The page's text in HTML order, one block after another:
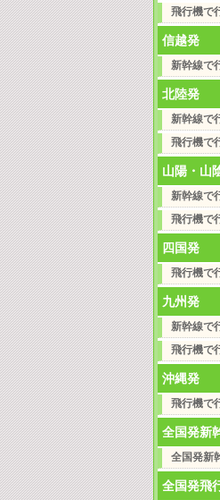
飛行機で
信越発
新幹線で
北陸発
新幹線で
飛行機で
山陽・山
新幹線で
飛行機で
四国発
飛行機で
九州発
新幹線で
飛行機で
沖縄発
飛行機で
全国発新
全国発新
全国発飛